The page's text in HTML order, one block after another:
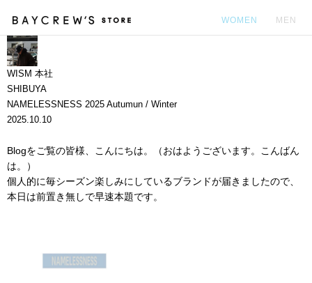
WOMEN MEN
WISM 本社
SHIBUYA
NAMELESSNESS 2025 Autumun / Winter
2025.10.10
Blogをご覧の皆様、こんにちは。（おはようございます。こんばん
は。）
個人的に毎シーズン楽しみにしているブランドが届きましたので、
本日は前置き無しで早速本題です。